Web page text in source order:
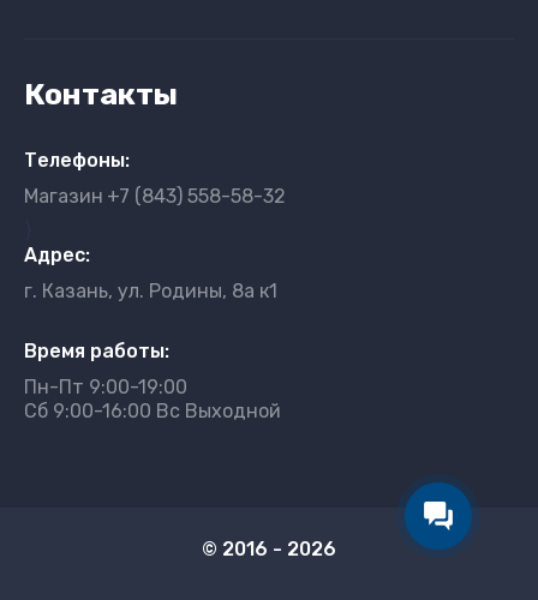
Контакты
Телефоны:
Магазин +7 (843) 558-58-32
Адрес:
г. Казань, ул. Родины, 8а к1
Время работы:
Пн-Пт 9:00-19:00
Сб 9:00-16:00 Вс Выходной
© 2016 - 2026